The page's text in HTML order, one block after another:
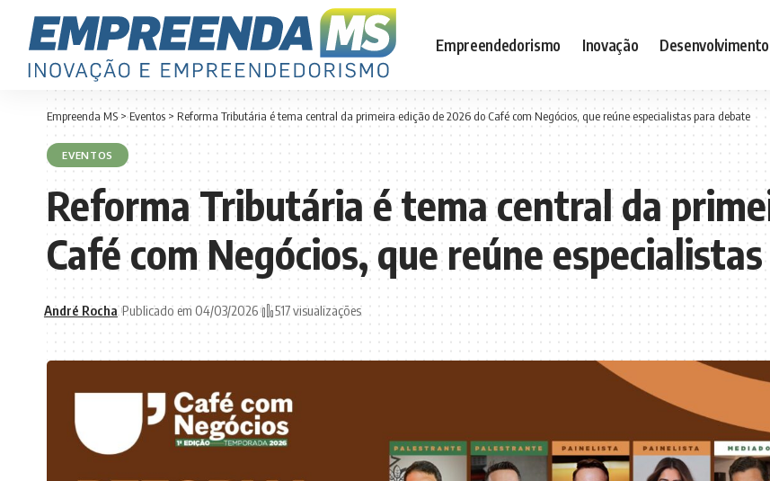
Empreendedorismo Inovação Desenvolvimento
Empreenda MS>Eventos > Reforma Tributária é tema central da primeira edição de 2026 do Café com Negócios, que reúne especialistas para debate
EVENTOS
Reforma Tributária é tema central da
Café com Negócios, que reúne
André Rocha Publicado em 04/03/2026 517 visualizações